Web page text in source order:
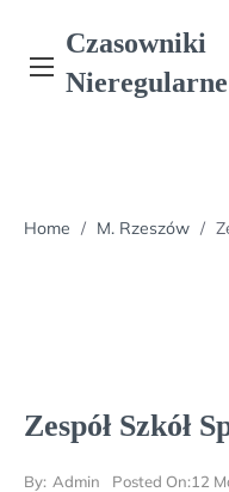
content
Czasowniki
Nieregularne
Home / M. Rzeszów /
Zespół Szkół
By: Admin Posted On:12